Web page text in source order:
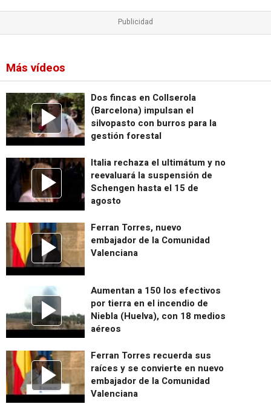
Más vídeos
Dos fincas en Collserola
(Barcelona) impulsan el
silvopasto con burros para la
gestión forestal
Italia rechaza el ultimátum y no
reevaluará la suspensión de
Schengen hasta el 15 de
agosto
Ferran Torres, nuevo
embajador de la Comunidad
Valenciana
Aumentan a 150 los efectivos
por tierra en el incendio de
Niebla (Huelva), con 18 medios
aéreos
Ferran Torres recuerda sus
raíces y se convierte en nuevo
embajador de la Comunidad
Valenciana